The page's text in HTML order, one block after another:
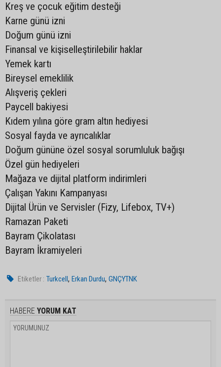
Kreş ve çocuk eğitim desteği
Karne günü izni
Doğum günü izni
Finansal ve kişiselleştirilebilir haklar
Yemek kartı
Bireysel emeklilik
Alışveriş çekleri
Paycell bakiyesi
Kıdem yılına göre gram altın hediyesi
Sosyal fayda ve ayrıcalıklar
Doğum gününe özel sosyal sorumluluk bağışı
Özel gün hediyeleri
Mağaza ve dijital platform indirimleri
Çalışan Yakını Kampanyası
Dijital Ürün ve Servisler (Fizy, Lifebox, TV+)
Ramazan Paketi
Bayram Çikolatası
Bayram İkramiyeleri
Etiketler : Turkcell,Erkan Durdu,GNÇYTNK
HABERE YORUM KAT